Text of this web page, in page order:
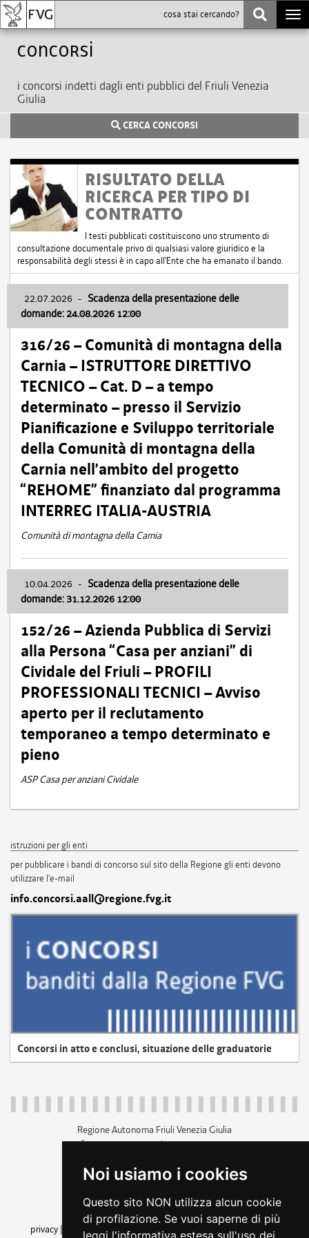
Noi usiamo i cookies
Questo sito NON utilizza alcun cookie
di profilazione. Se vuoi saperne di più
leggi l'informativa estesa sull'uso dei
Concorsi
i concorsi indetti dagli enti pubblici del Friuli Venezia
Giulia
CERCA CONCORSI
RISULTATO DELLA
RICERCA PER TIPO DI
CONTRATTO
I testi pubblicati costituiscono uno strumento di
consultazione documentale privo di qualsiasi valore giuridico e la
responsabilità degli stessi è in capo all'Ente che ha emanato il bando.
22.07.2026 - Scadenza della presentazione delle
domande: 24.08.2026 12:00
316/26 – Comunità di montagna della
Carnia – ISTRUTTORE DIRETTIVO
TECNICO – Cat. D – a tempo
determinato – presso il Servizio
Pianificazione e Sviluppo territoriale
della Comunità di montagna della
Carnia nell’ambito del progetto
“REHOME” finanziato dal programma
INTERREG ITALIA-AUSTRIA
Comunità di montagna della Carnia
10.04.2026 - Scadenza della presentazione delle
domande: 31.12.2026 12:00
152/26 – Azienda Pubblica di Servizi
alla Persona “Casa per anziani” di
Cividale del Friuli – PROFILI
PROFESSIONALI TECNICI – Avviso
aperto per il reclutamento
temporaneo a tempo determinato e
pieno
ASP Casa per anziani Cividale
istruzioni per gli enti
per pubblicare i bandi di concorso sul sito della Regione gli enti devono
utilizzare l'e-mail
info.concorsi.aall@regione.fvg.it
Concorsi in atto e conclusi, situazione delle graduatorie
Regione Autonoma Friuli Venezia Giulia
c.f. 80014930327; p.iva 00526040324
+39 040 3771111
amministrazione trasparente
privacy
cookie |note legali accessibilità
dichiarazione di